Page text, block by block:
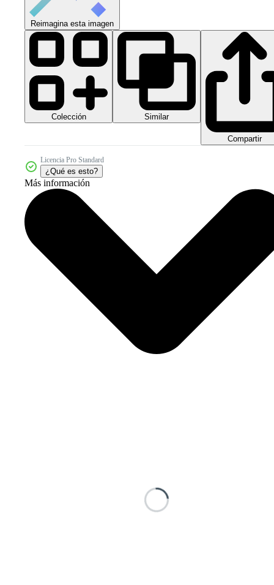
Reimagina esta imagen
Colección Similar
Compartir
Licencia Pro Standard
¿Qué es esto?
Más información